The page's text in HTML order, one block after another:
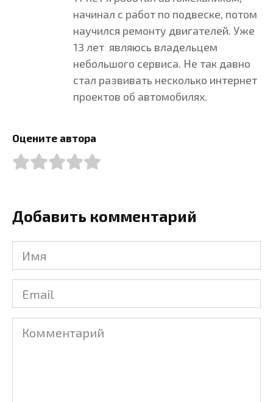
начинал с работ по подвеске, потом
научился ремонту двигателей. Уже
13 лет являюсь владельцем
небольшого сервиса. Не так давно
стал развивать несколько интернет
проектов об автомобилях.
Оцените автора
Добавить комментарий
Имя
Email
Комментарий